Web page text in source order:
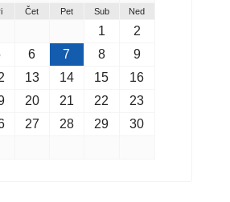
Čet Pet Sub Ned
1
2
6 7 8
9
13 14 15
16
20 21 22
23
27 28 29
30